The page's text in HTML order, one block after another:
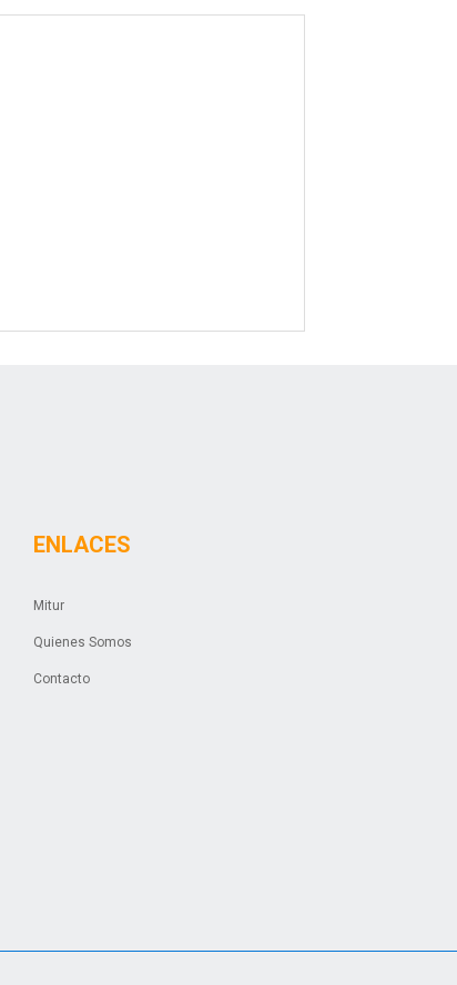
ENLACES
Mitur
Quienes Somos
Contacto